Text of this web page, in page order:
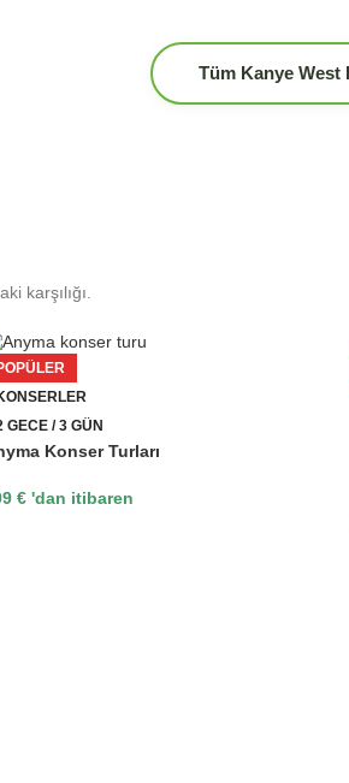
Tüm Kanye West
karşılığı.
GECE / 3 GÜN
Konser Turları
€ 'dan itibaren